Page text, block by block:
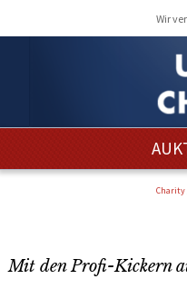
Wir
Charity
Mit den Profi-Kickern